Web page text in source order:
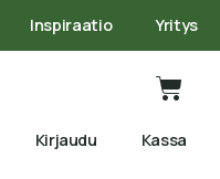
Inspiraatio Yritys
Kirjaudu Kassa